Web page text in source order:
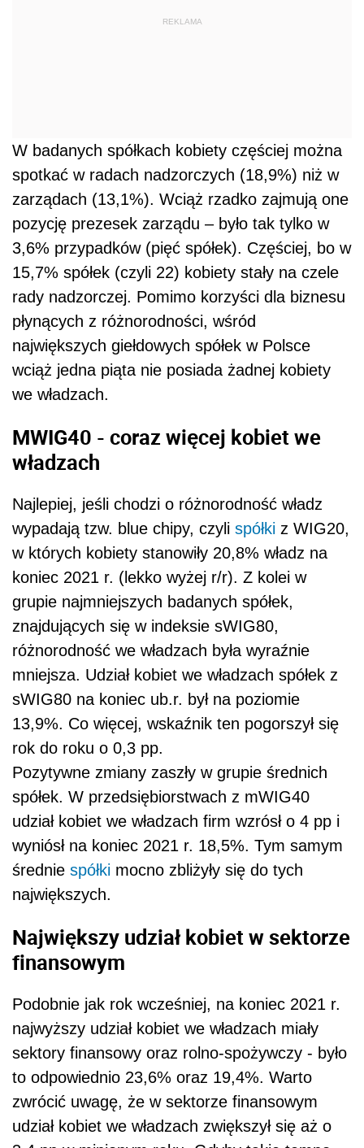
REKLAMA
W badanych spółkach kobiety częściej można
spotkać w radach nadzorczych (18,9%) niż w
zarządach (13,1%). Wciąż rzadko zajmują one
pozycję prezesek zarządu – było tak tylko w
3,6% przypadków (pięć spółek). Częściej, bo w
15,7% spółek (czyli 22) kobiety stały na czele
rady nadzorczej. Pomimo korzyści dla biznesu
płynących z różnorodności, wśród
największych giełdowych spółek w Polsce
wciąż jedna piąta nie posiada żadnej kobiety
we władzach.
MWIG40 - coraz więcej kobiet we
władzach
Najlepiej, jeśli chodzi o różnorodność władz
wypadają tzw. blue chipy, czyli spółki z WIG20,
w których kobiety stanowiły 20,8% władz na
koniec 2021 r. (lekko wyżej r/r). Z kolei w
grupie najmniejszych badanych spółek,
znajdujących się w indeksie sWIG80,
różnorodność we władzach była wyraźnie
mniejsza. Udział kobiet we władzach spółek z
sWIG80 na koniec ub.r. był na poziomie
13,9%. Co więcej, wskaźnik ten pogorszył się
rok do roku o 0,3 pp.
Pozytywne zmiany zaszły w grupie średnich
spółek. W przedsiębiorstwach z mWIG40
udział kobiet we władzach firm wzrósł o 4 pp i
wyniósł na koniec 2021 r. 18,5%. Tym samym
średnie spółki mocno zbliżyły się do tych
największych.
Największy udział kobiet w sektorze
finansowym
Podobnie jak rok wcześniej, na koniec 2021 r.
najwyższy udział kobiet we władzach miały
sektory finansowy oraz rolno-spożywczy - było
to odpowiednio 23,6% oraz 19,4%. Warto
zwrócić uwagę, że w sektorze finansowym
udział kobiet we władzach zwiększył się aż o